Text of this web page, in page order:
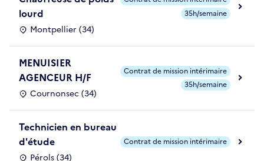
lourd
Montpellier (34)
35h/semaine
MENUISIER
AGENCEUR H/F
Cournonsec (34)
Contrat de mission intérimaire
35h/semaine
Technicien en bureau
d'étude
Pérols (34)
Contrat de mission intérimaire